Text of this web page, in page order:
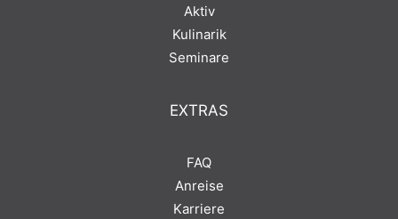
Aktiv
Kulinarik
Seminare
EXTRAS
FAQ
Anreise
Karriere